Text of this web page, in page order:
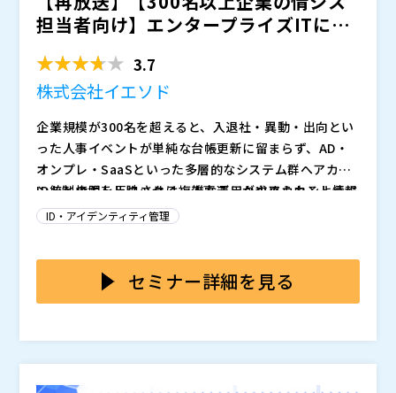
担当者向け】エンタープライズITに求
3.7
株式会社イエソド
企業規模が300名を超えると、入退社・異動・出向とい
った人事イベントが単純な台帳更新に留まらず、AD・
オンプレ・SaaSといった多層的なシステム群へアカウ
ントと権限を反映させる複雑な運用が求められるように
なります。特に近年はSaaSの急拡大や、グループ会社
は、処理の遅延や意図しない残存アカウントの発生を招
きやすく、ID統制に関わるリスクが徐々に蓄積していき
境の複雑性そのものが統制の足かせとなり、早い段階で
「仕組みそのものを再設計するべきかもしれない」とい
う課題意識が芽生えます。
ID統制のボトルネックは、人事データやアカウント情報
が部門ごと・システムごとに散在し、共通基盤とな
に、担当者が個別に情報を照合しながら権限やアカウン
トの状態を推測し、手動で調整する作業が不可避となり
模が拡大するにつれて整合性の維持が難しくなり、権限
の付け過ぎ・剥がし漏れ・棚卸しの遅延といった統制崩
壊の兆候が現れます。さらに、人事イベントの発生頻度
SoT（Single Source of Truth）を起点として、AD・
オンプレ・SaaSといった異なる環境へイベントドリブ
構築すべきかを、実装視点で解説します。従来、部門に
分散していた人事マスタやアカウント情報を統合し、入
退社・異動などのライフサイクル変化に応じて権限とア
株式会社オープンソース活用研究所（）
マジセミ株式会社（）
※共催、協賛、協力、講演企業は将来的に追加、削除さ
ID・アイデンティティ管理
セミナー詳細を見る